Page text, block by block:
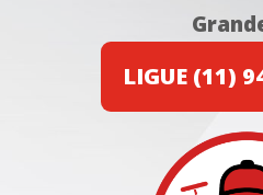
LIGUE (11)